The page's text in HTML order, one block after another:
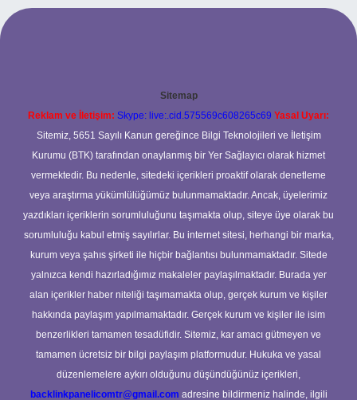
Sitemap
Reklam ve İletişim: Skype: live:.cid.575569c608265c69 Yasal Uyarı:
Sitemiz, 5651 Sayılı Kanun gereğince Bilgi Teknolojileri ve İletişim
Kurumu (BTK) tarafından onaylanmış bir Yer Sağlayıcı olarak hizmet
vermektedir. Bu nedenle, sitedeki içerikleri proaktif olarak denetleme
veya araştırma yükümlülüğümüz bulunmamaktadır. Ancak, üyelerimiz
yazdıkları içeriklerin sorumluluğunu taşımakta olup, siteye üye olarak bu
sorumluluğu kabul etmiş sayılırlar. Bu internet sitesi, herhangi bir marka,
kurum veya şahıs şirketi ile hiçbir bağlantısı bulunmamaktadır. Sitede
yalnızca kendi hazırladığımız makaleler paylaşılmaktadır. Burada yer
alan içerikler haber niteliği taşımamakta olup, gerçek kurum ve kişiler
hakkında paylaşım yapılmamaktadır. Gerçek kurum ve kişiler ile isim
benzerlikleri tamamen tesadüfidir. Sitemiz, kar amacı gütmeyen ve
tamamen ücretsiz bir bilgi paylaşım platformudur. Hukuka ve yasal
düzenlemelere aykırı olduğunu düşündüğünüz içerikleri,
backlinkpanelicomtr@gmail.com adresine bildirmeniz halinde, ilgili